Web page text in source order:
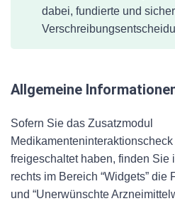
dabei, fundierte und
Allgemeine
Sofern Sie das Zusatzmodul
freigeschaltet haben, finden Sie
rechts im Bereich “Widgets” die
und “Unerwünschte